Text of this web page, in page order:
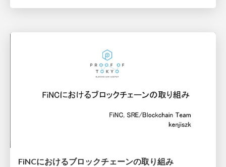
FiNCにおけるブロックチェーンの取り組み